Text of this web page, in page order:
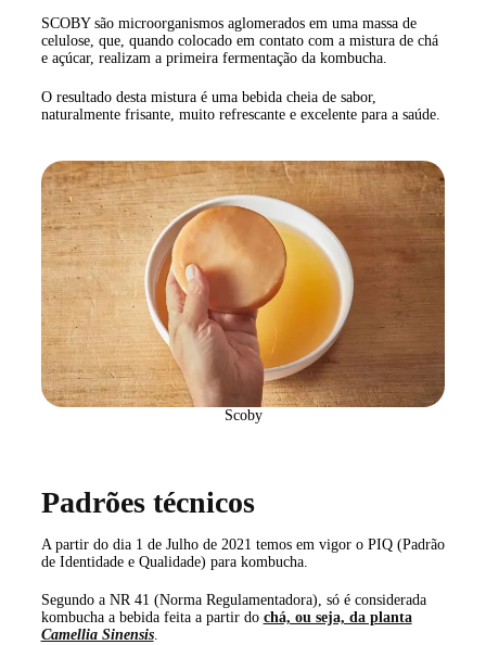
SCOBY são microorganismos aglomerados em uma massa de
celulose, que, quando colocado em contato com a mistura de chá
e açúcar, realizam a primeira fermentação da kombucha.
O resultado desta mistura é uma bebida cheia de sabor,
naturalmente frisante, muito refrescante e excelente para a saúde.
Scoby
Padrões técnicos
A partir do dia 1 de Julho de 2021 temos em vigor o PIQ (Padrão
de Identidade e Qualidade) para kombucha.
Segundo a NR 41 (Norma Regulamentadora), só é considerada
kombucha a bebida feita a partir do chá, ou seja, da planta
Camellia Sinensis.